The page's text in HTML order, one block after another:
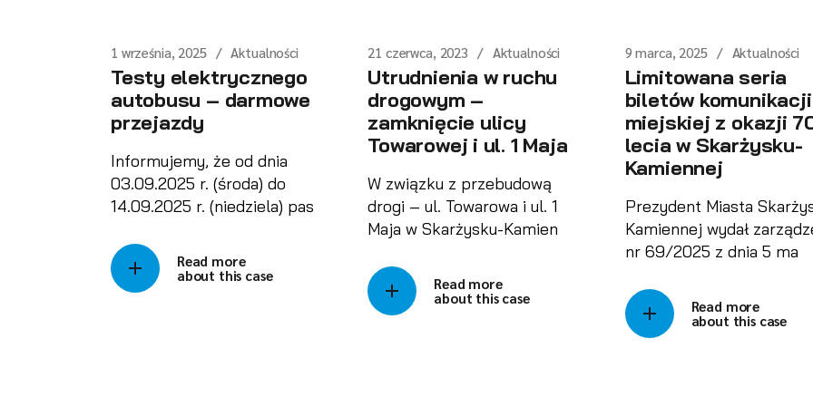
1 września, 2025 Aktualności
Testy elektrycznego
autobusu – darmowe
przejazdy
Informujemy, że od dnia
03.09.2025 r. (środa) do
14.09.2025 r. (niedziela) pas
Read more
about this case
21 czerwca, 2023 Aktualności
Utrudnienia w ruchu
drogowym –
zamknięcie ulicy
Towarowej i ul. 1 Maja
W związku z przebudową
drogi – ul. Towarowa i ul. 1
Maja w Skarżysku-Kamien
Read more
about this case
9 marca, 2025 Aktualności
Limitowana seria
biletów komunikacji
miejskiej z okazji
lecia w Skarżysku-
Kamiennej
Prezydent Miasta
Kamiennej wydał
nr 69/2025 z dnia 5 ma
Read more
about this case